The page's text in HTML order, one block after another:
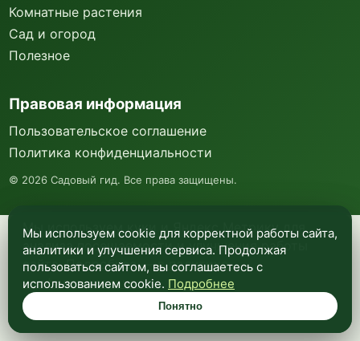
Мы используем куки и Яндекс Метрику для
анализа посещаемости и улучшения работы
сайта. Подробнее —в политике
конфиденциальности.
Понятно
Комнатные растения
Сад и огород
Полезное
Правовая информация
Пользовательское соглашение
Политика конфиденциальности
© 2026 Садовый гид. Все права защищены.
Мы используем cookie для корректной работы сайта,
аналитики и улучшения сервиса. Продолжая
пользоваться сайтом, вы соглашаетесь с
использованием cookie. Подробнее
Понятно